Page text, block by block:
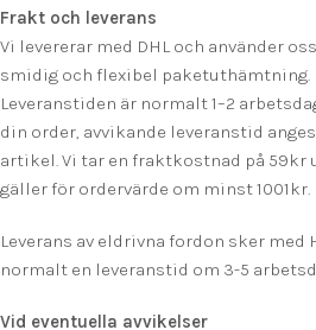
Frakt och leverans
Vi levererar med DHL och använder
smidig och flexibel paketuthämtning.
Leveranstiden är normalt 1–2
din order, avvikande leveranstid
artikel. Vi tar en fraktkostnad på 59kr
gäller för ordervärde om minst 1001kr.
Leverans av eldrivna fordon sker med
normalt en leveranstid om 3-5
Vid eventuella avvikelser